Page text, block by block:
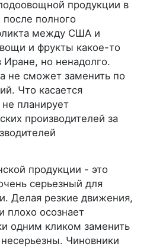
продукции в
полного
между США и
и фрукты какое-то
но ненадолго.
не сможет заменить по
Что касается
планирует
производителей за
продукции - это
серьезный для
Делая резкие движения,
плохо осознает
одним кликом заменить
Чиновники